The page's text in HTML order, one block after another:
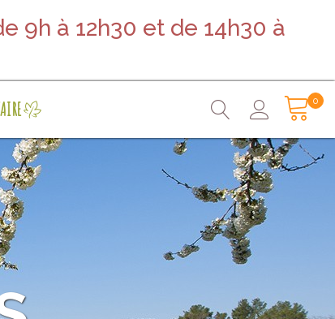
9h à 12h30 et de 14h30 à
0